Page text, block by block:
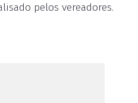
pelos vereadores.